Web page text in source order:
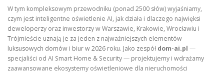
W tym kompleksowym przewodniku (ponad 2500 słów) wyjaśniamy,
czym jest inteligentne oświetlenie AI, jak działa i dlaczego najwięksi
deweloperzy oraz inwestorzy w Warszawie, Krakowie, Wrocławiu i
Trójmieście uznają je za jeden z najważniejszych elementów
luksusowych domów i biur w 2026 roku. Jako zespół dom-ai.pl —
specjaliści od AI Smart Home & Security — projektujemy i wdrażamy
zaawansowane ekosystemy oświetleniowe dla nieruchomości